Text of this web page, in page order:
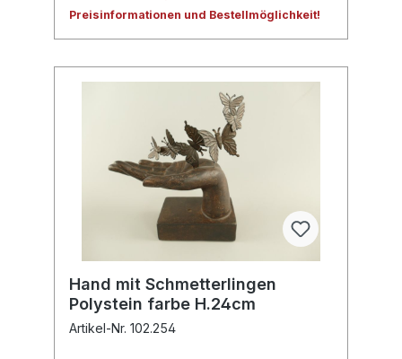
Preisinformationen und Bestellmöglichkeit!
Hand mit Schmetterlingen
Polystein farbe H.24cm
Artikel-Nr. 102.254